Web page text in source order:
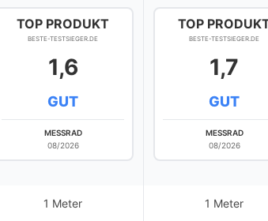
TOP PRODUKT
BESTE-TESTSIEGER.DE
1,6
GUT
MESSRAD
08/2026
TOP
BESTE-TESTSIEGER.DE
1,7
GUT
MESSRAD
08/2026
1 Meter 1 Meter